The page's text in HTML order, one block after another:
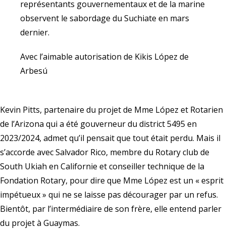
représentants gouvernementaux et de la marine
observent le sabordage du Suchiate en mars
dernier.
Avec l’aimable autorisation de Kikis López de
Arbesú
Kevin Pitts, partenaire du projet de Mme López et Rotarien
de l’Arizona qui a été gouverneur du district 5495 en
2023/2024, admet qu’il pensait que tout était perdu. Mais il
s’accorde avec Salvador Rico, membre du Rotary club de
South Ukiah en Californie et conseiller technique de la
Fondation Rotary, pour dire que Mme López est un « esprit
impétueux » qui ne se laisse pas décourager par un refus.
Bientôt, par l’intermédiaire de son frère, elle entend parler
du projet à Guaymas.